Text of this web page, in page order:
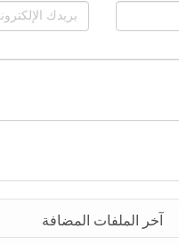
آخر الملفات المضافة